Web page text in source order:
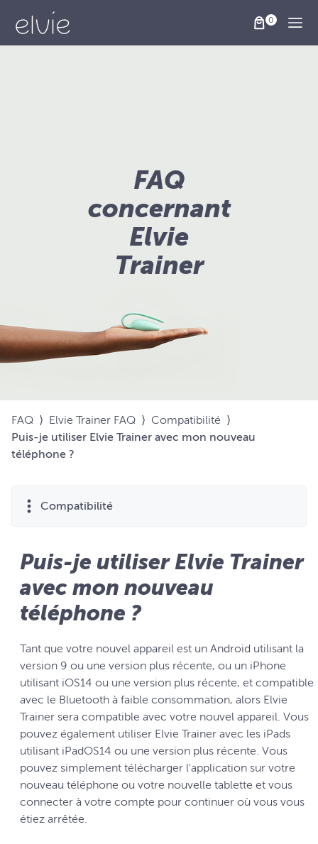
FAQ
concernant
Elvie
Trainer
FAQ ⟩ Elvie Trainer FAQ ⟩ Compatibilité ⟩
Puis-je utiliser Elvie Trainer avec mon nouveau
téléphone ?
Compatibilité
Puis-je utiliser Elvie Trainer
avec mon nouveau
téléphone ?
Tant que votre nouvel appareil est un Android utilisant la
version 9 ou une version plus récente, ou un iPhone
utilisant iOS14 ou une version plus récente, et compatible
avec le Bluetooth à faible consommation, alors Elvie
Trainer sera compatible avec votre nouvel appareil. Vous
pouvez également utiliser Elvie Trainer avec les iPads
utilisant iPadOS14 ou une version plus récente. Vous
pouvez simplement télécharger l'application sur votre
nouveau téléphone ou votre nouvelle tablette et vous
connecter à votre compte pour continuer où vous vous
étiez arrêtée.